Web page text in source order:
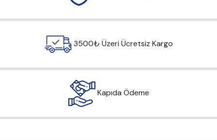
3500₺ Üzeri Ücretsiz Kargo
Kapıda Ödeme